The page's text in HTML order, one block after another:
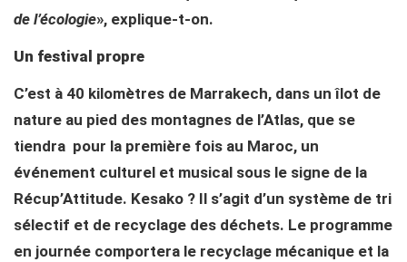
de l’écologie», explique-t-on.
Un festival propre
C’est à 40 kilomètres de Marrakech, dans un îlot de
nature au pied des montagnes de l’Atlas, que se
tiendra pour la première fois au Maroc, un
événement culturel et musical sous le signe de la
Récup’Attitude. Kesako ? Il s’agit d’un système de tri
sélectif et de recyclage des déchets. Le programme
en journée comportera le recyclage mécanique et la